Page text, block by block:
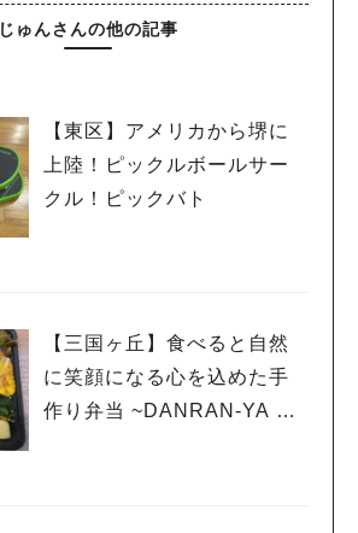
じゅんさんの他の記事
【東区】アメリカから堺に
上陸！ピックルボールサー
クル！ピックバト
【三国ヶ丘】食べると自然
に笑顔になる心を込めた手
作り弁当 ~DANRAN-YA お